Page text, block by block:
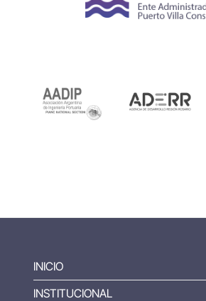
INICIO
INSTITUCIONAL